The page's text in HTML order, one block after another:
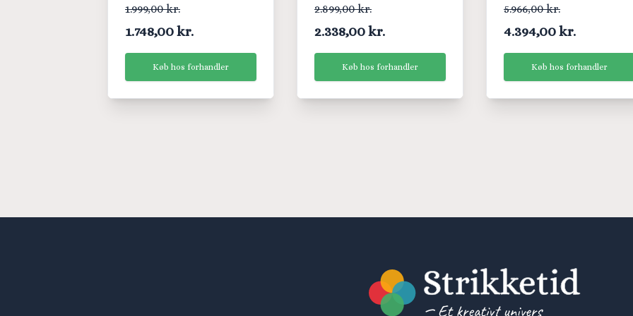
1.999,00 kr.
1.748,00 kr.
Køb hos forhandler
2.899,00 kr.
2.338,00 kr.
Køb hos forhandler
Begynder KIT
5.966,00 kr.
4.394,00 kr.
Køb hos forhandler